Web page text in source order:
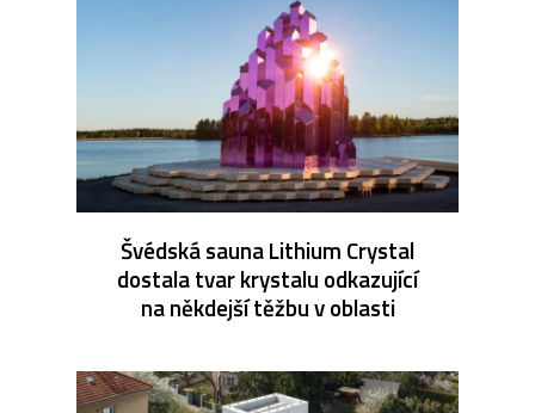
Švédská sauna Lithium Crystal
dostala tvar krystalu odkazující
na někdejší těžbu v oblasti